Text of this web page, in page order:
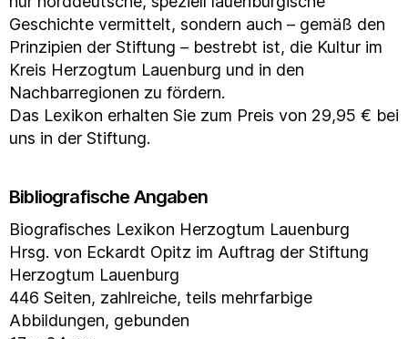
Geschichte vermittelt, sondern auch – gemäß den
Prinzipien der Stiftung – bestrebt ist, die Kultur im
Kreis Herzogtum Lauenburg und in den
Nachbarregionen zu fördern.
Das Lexikon erhalten Sie zum Preis von 29,95 € bei
uns in der Stiftung.
Bibliografische Angaben
Biografisches Lexikon Herzogtum Lauenburg
Hrsg. von Eckardt Opitz im Auftrag der Stiftung
Herzogtum Lauenburg
446 Seiten, zahlreiche, teils mehrfarbige
Abbildungen, gebunden